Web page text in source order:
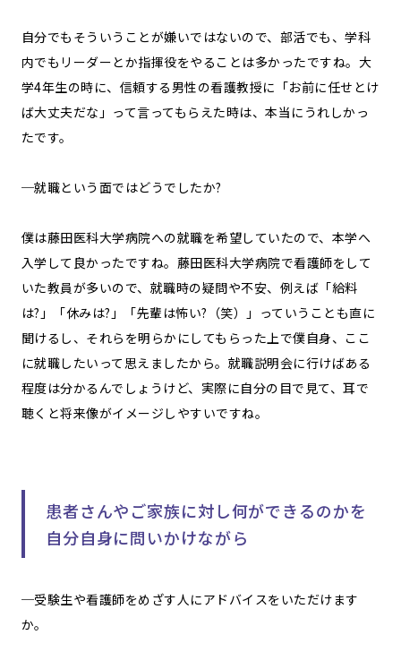
自分でもそういうことが嫌いではないので、部活でも、学科
内でもリーダーとか指揮役をやることは多かったですね。大
学4年生の時に、信頼する男性の看護教授に「お前に任せとけ
ば大丈夫だな」って言ってもらえた時は、本当にうれしかっ
たです。
─就職という面ではどうでしたか?
僕は藤田医科大学病院への就職を希望していたので、本学へ
入学して良かったですね。藤田医科大学病院で看護師をして
いた教員が多いので、就職時の疑問や不安、例えば「給料
は?」「休みは?」「先輩は怖い?（笑）」っていうことも直に
聞けるし、それらを明らかにしてもらった上で僕自身、ここ
に就職したいって思えましたから。就職説明会に行けばある
程度は分かるんでしょうけど、実際に自分の目で見て、耳で
聴くと将来像がイメージしやすいですね。
患者さんやご家族に対し何ができるのかを
自分自身に問いかけながら
─受験生や看護師をめざす人にアドバイスをいただけます
か。